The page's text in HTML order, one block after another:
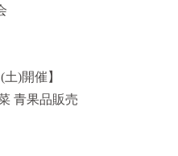
土)開催】
青果品販売